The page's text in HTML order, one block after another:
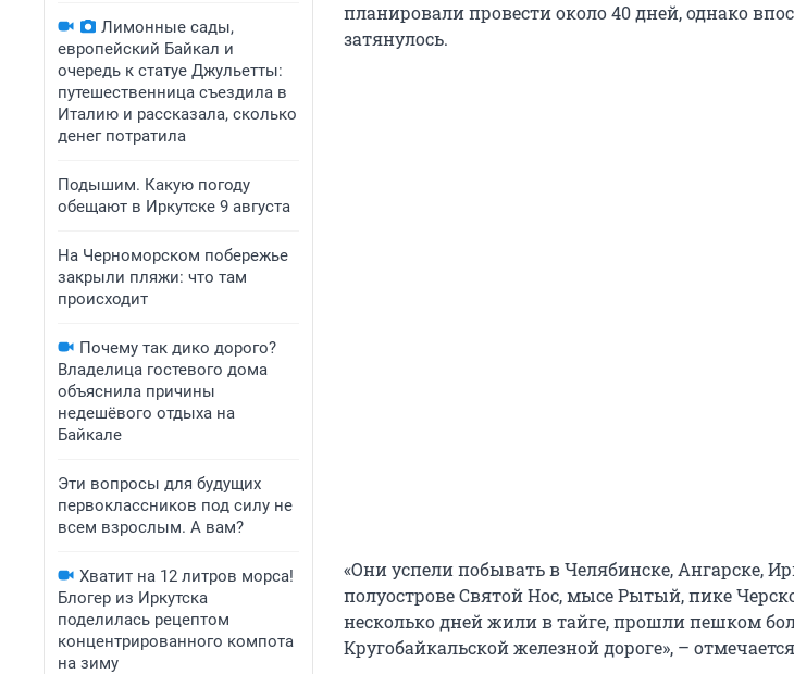
Лимонные сады,
европейский Байкал и
очередь к статуе Джульетты:
путешественница съездила в
Италию и рассказала, сколько
денег потратила
Подышим. Какую погоду
обещают в Иркутске 9 августа
На Черноморском побережье
закрыли пляжи: что там
происходит
Почему так дико дорого?
Владелица гостевого дома
объяснила причины
недешёвого отдыха на
Байкале
Эти вопросы для будущих
первоклассников под силу не
всем взрослым. А вам?
Хватит на 12 литров морса!
Блогер из Иркутска
поделилась рецептом
концентрированного компота
на зиму
планировали провести около 40 дней, однако
затянулось.
«Они успели побывать в Челябинске, Ангарске,
полуострове Святой Нос, мысе Рытый, пике
несколько дней жили в тайге, прошли пешком
Кругобайкальской железной дороге», –